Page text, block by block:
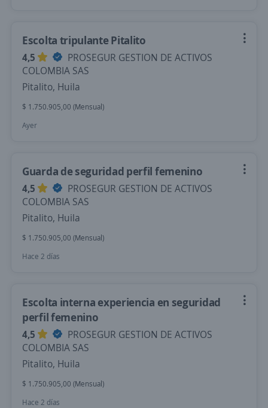
Escolta tripulante Pitalito
4,5
PROSEGUR GESTION DE ACTIVOS
COLOMBIA SAS
Pitalito, Huila
$ 1.750.905,00 (Mensual)
Ayer
Guarda de seguridad perfil femenino
4,5
PROSEGUR GESTION DE ACTIVOS
COLOMBIA SAS
Pitalito, Huila
$ 1.750.905,00 (Mensual)
Hace 2 días
Escolta interna experiencia en seguridad
perfil femenino
4,5
PROSEGUR GESTION DE ACTIVOS
COLOMBIA SAS
Pitalito, Huila
$ 1.750.905,00 (Mensual)
Hace 2 días